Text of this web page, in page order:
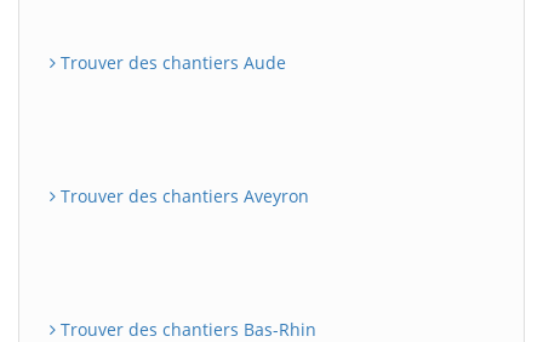
Trouver des chantiers Aude
Trouver des chantiers Aveyron
Trouver des chantiers Bas-Rhin